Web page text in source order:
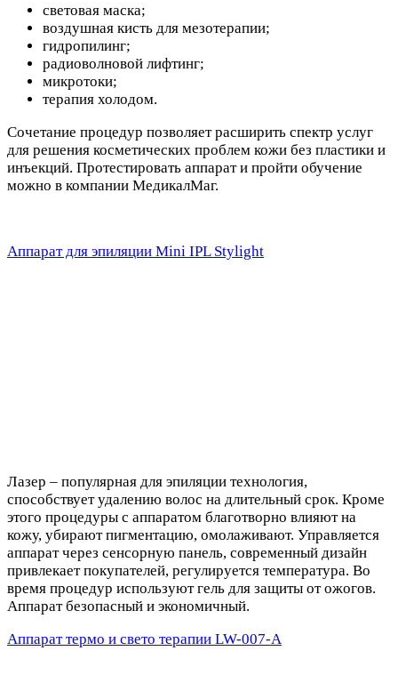
световая маска;
воздушная кисть для мезотерапии;
гидропилинг;
радиоволновой лифтинг;
микротоки;
терапия холодом.
Сочетание процедур позволяет расширить спектр услуг
для решения косметических проблем кожи без пластики и
инъекций. Протестировать аппарат и пройти обучение
можно в компании МедикалМаг.
Аппарат для эпиляции Mini IPL Stylight
Лазер – популярная для эпиляции технология,
способствует удалению волос на длительный срок. Кроме
этого процедуры с аппаратом благотворно влияют на
кожу, убирают пигментацию, омолаживают. Управляется
аппарат через сенсорную панель, современный дизайн
привлекает покупателей, регулируется температура. Во
время процедур используют гель для защиты от ожогов.
Аппарат безопасный и экономичный.
Аппарат термо и свето терапии LW-007-A